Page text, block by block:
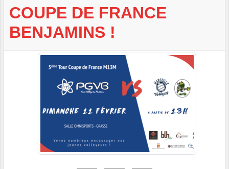
COUPE DE FRANCE
BENJAMINS !